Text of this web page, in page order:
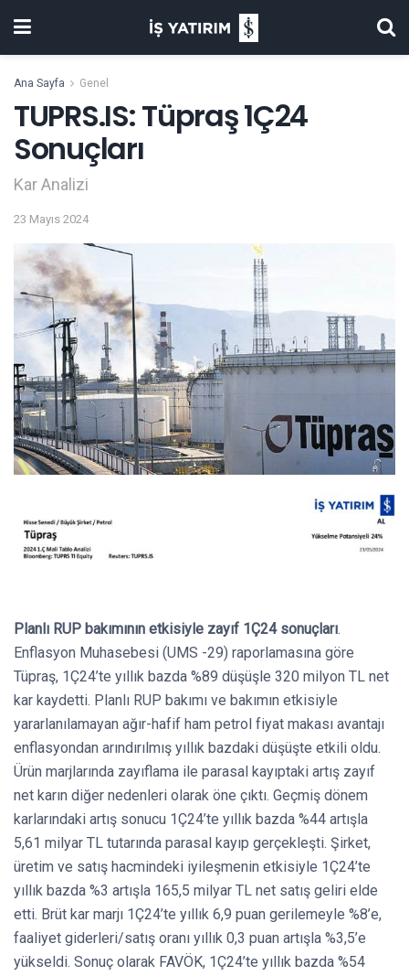
Ana Sayfa Genel
TUPRS.IS: Tüpraş 1Ç24
Sonuçları
Kar Analizi
23 Mayıs 2024
Planlı RUP bakımının etkisiyle zayıf 1Ç24 sonuçları.
Enflasyon Muhasebesi (UMS -29) raporlamasına göre
Tüpraş, 1Ç24’te yıllık bazda %89 düşüşle 320 milyon TL net
kar kaydetti. Planlı RUP bakımı ve bakımın etkisiyle
yararlanılamayan ağır-hafif ham petrol fiyat makası avantajı
enflasyondan arındırılmış yıllık bazdaki düşüşte etkili oldu.
Ürün marjlarında zayıflama ile parasal kayıptaki artış zayıf
net karın diğer nedenleri olarak öne çıktı. Geçmiş dönem
karlarındaki artış sonucu 1Ç24’te yıllık bazda %44 artışla
5,61 milyar TL tutarında parasal kayıp gerçekleşti. Şirket,
üretim ve satış hacmindeki iyileşmenin etkisiyle 1Ç24’te
yıllık bazda %3 artışla 165,5 milyar TL net satış geliri elde
etti. Brüt kar marjı 1Ç24’te yıllık 6,9 puan gerilemeyle %8’e,
faaliyet giderleri/satış oranı yıllık 0,3 puan artışla %3,5’e
yükseldi. Sonuç olarak FAVÖK, 1Ç24’te yıllık bazda %54